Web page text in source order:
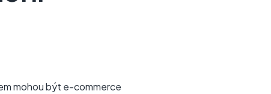
mohou být e-commerce